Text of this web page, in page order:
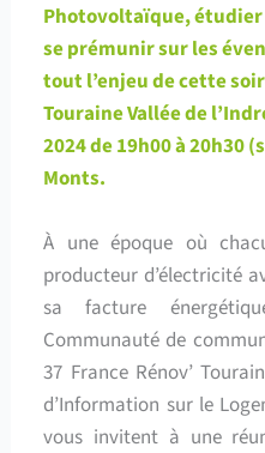
Photovoltaïque,
se prémunir sur les
tout l’enjeu de cette
Touraine Vallée de
2024 de 19h00 à 20h30
Monts.
À une époque où
producteur d’électricité
sa facture
Communauté de
37 France Rénov’
d’Information sur le
vous invitent à une